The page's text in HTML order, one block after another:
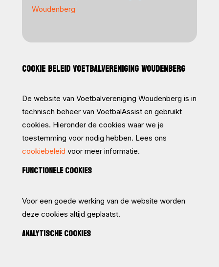
Woudenberg
COOKIE BELEID VOETBALVERENIGING WOUDENBERG
De website van Voetbalvereniging Woudenberg is in
technisch beheer van VoetbalAssist en gebruikt
cookies. Hieronder de cookies waar we je
toestemming voor nodig hebben. Lees ons
cookiebeleid voor meer informatie.
FUNCTIONELE COOKIES
Voor een goede werking van de website worden
deze cookies altijd geplaatst.
ANALYTISCHE COOKIES